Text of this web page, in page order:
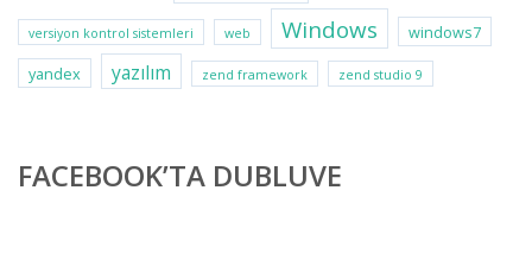
versiyon kontrol sistemleri web Windows
windows7
yandex
yazılım zend framework zend studio 9
FACEBOOK’TA DUBLUVE